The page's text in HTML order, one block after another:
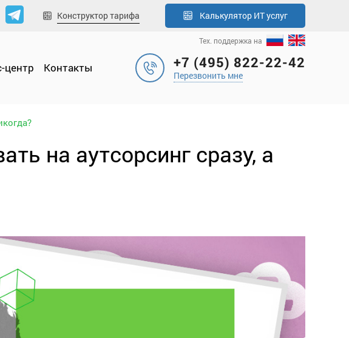
Конструктор тарифа Калькулятор ИТ услуг
+7 (495) 822-22-42
Перезвонить мне
центр Контакты
Тех. поддержка на
на аутсорсинг сразу, а